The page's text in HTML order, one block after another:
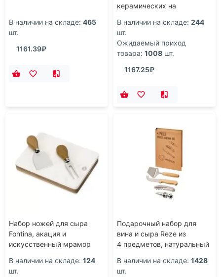
В наличии на складе: 465
шт.
1161.39₽
керамических на
керамическая доска
В наличии на складе: 244
шт.
Ожидаемый приход
товара: 1008 шт.
1167.25₽
Набор ножей для сыра
Fontina, акация и
искусственный мрамор
В наличии на складе: 124
шт.
Подарочный набор для
вина и сыра Reze из
4 предметов, натуральный
В наличии на складе: 1428
шт.